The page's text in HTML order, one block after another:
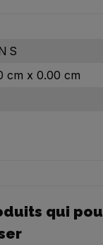
cm x 0.00 cm
qui